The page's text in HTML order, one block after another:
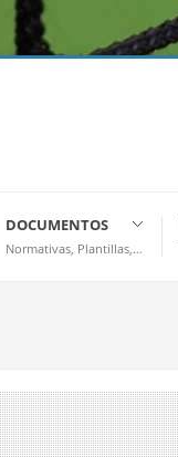
DOCUMENTOS
Normativas, Plantillas,…